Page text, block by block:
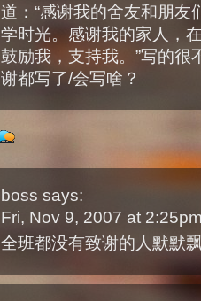
道：“感谢我的舍友和朋
学时光。感谢我的家人，
鼓励我，支持我。”写的
谢都写了/会写啥？
boss says:
Fri, Nov 9, 2007 at
全班都没有致谢的人默默